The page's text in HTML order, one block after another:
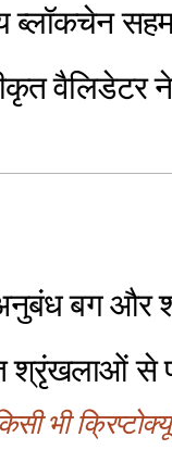
ब्लॉकचेन
वैलिडेटर
बग और
श्रृंखलाओं से
भी